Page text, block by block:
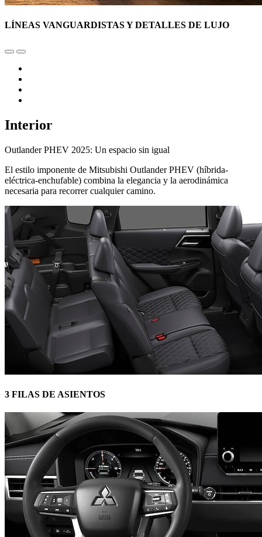
LÍNEAS VANGUARDISTAS Y DETALLES DE LUJO
Interior
Outlander PHEV 2025: Un espacio sin igual
El estilo imponente de Mitsubishi Outlander PHEV (híbrida-
eléctrica-enchufable) combina la elegancia y la aerodinámica
necesaria para recorrer cualquier camino.
3 FILAS DE ASIENTOS